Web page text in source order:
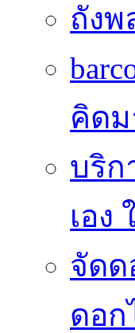
ถัง
คิด
บริก
เอง
จัดด
ดอก